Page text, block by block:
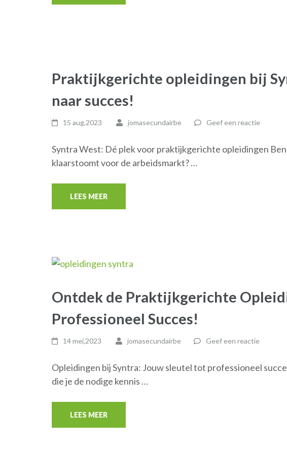
Praktijkgerichte opleidingen bij
naar succes!
15 aug,2023 jomasecundairbe Geef een reactie
Syntra West: Dé plek voor praktijkgerichte opleidingen Ben
klaarstoomt voor de arbeidsmarkt? …
LEES MEER
Ontdek de Praktijkgerichte
Professioneel Succes!
14 mei,2023 jomasecundairbe Geef een reactie
Opleidingen bij Syntra: Jouw sleutel tot professioneel
die je de nodige kennis …
LEES MEER